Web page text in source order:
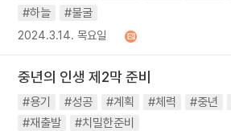
#하늘
#불굴
2024.3.14. 목요일
중년의 인생 제2막 준비
#용기 #성공 #계획 #체력 #중년
#재출발
#치밀한준비